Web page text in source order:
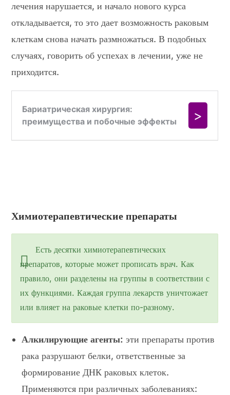
лечения нарушается, и начало нового курса
откладывается, то это дает возможность раковым
клеткам снова начать размножаться. В подобных
случаях, говорить об успехах в лечении, уже не
приходится.
Химиотерапевтические препараты
Есть десятки химиотерапевтических
препаратов, которые может прописать врач. Как
правило, они разделены на группы в соответствии с
их функциями. Каждая группа лекарств уничтожает
или влияет на раковые клетки по-разному.
Алкилирующие агенты: эти препараты против
рака разрушают белки, ответственные за
формирование ДНК раковых клеток.
Применяются при различных заболеваниях: